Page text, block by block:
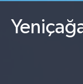
Fikstür